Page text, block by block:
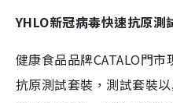
YHLO新冠病毒快速抗原測
健康食品品牌CATALO門
抗原測試套裝，測試套裝